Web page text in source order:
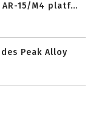
15/M4 platf...
Peak Alloy